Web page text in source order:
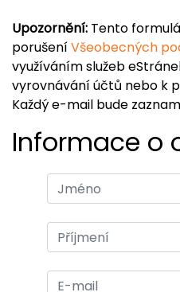
Upozornění: Tento
porušeníVšeobecných
využíváním služeb
vyrovnávání účtů nebo k
Každý e-mail bude
Informace o